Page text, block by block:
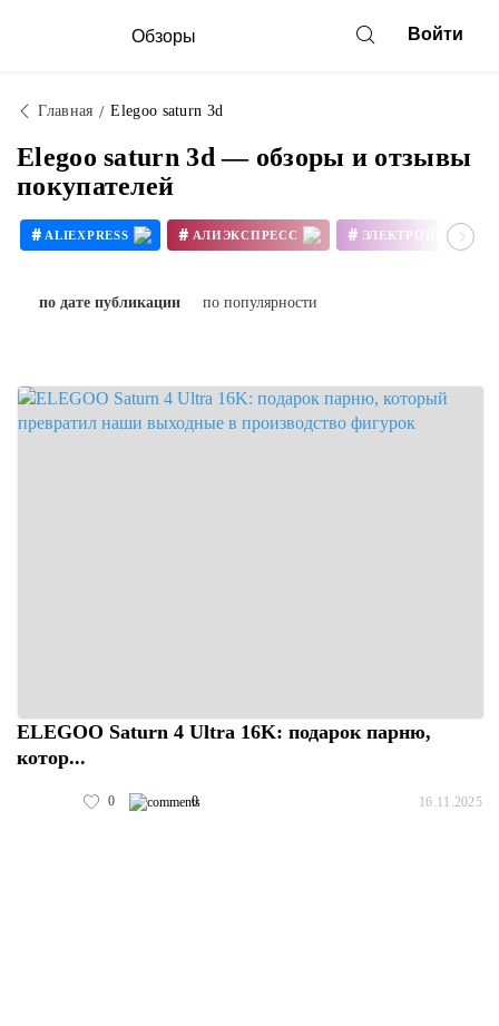
Обзоры Войти
Главная Elegoo saturn 3d
Elegoo saturn 3d — обзоры и отзывы
покупателей
# ALIEXPRESS # АЛИЭКСПРЕСС # ЭЛЕКТРОНИКА
по дате публикации по популярности
ELEGOO Saturn 4 Ultra 16K: подарок парню,
котор...
0 0 16.11.2025